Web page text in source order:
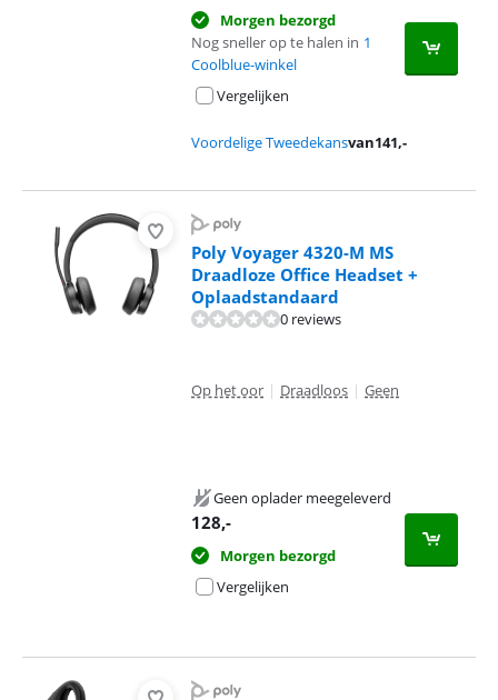
Morgen bezorgd
Nog sneller op te halen in 1
Coolblue-winkel
Vergelijken
Voordelige Tweedekansvan141,-
Poly Voyager 4320-M MS
Draadloze Office Headset +
Oplaadstandaard
0 reviews
Op het oor | Draadloos | Geen
Geen oplader meegeleverd
128,-
Morgen bezorgd
Vergelijken